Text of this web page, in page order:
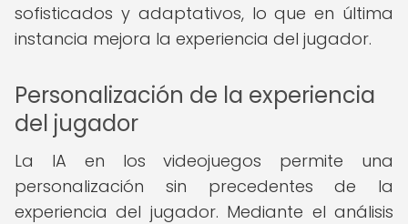
sofisticados y adaptativos, lo que en última
instancia mejora la experiencia del jugador.
Personalización de la experiencia
del jugador
La IA en los videojuegos permite una
personalización sin precedentes de la
experiencia del jugador. Mediante el análisis